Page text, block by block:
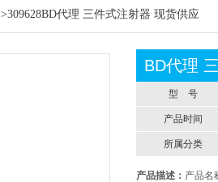
>309628BD代理 三件式注射器 现货供应
BD代理
型 号
产品时间
所属分类
产品描述： 产品名